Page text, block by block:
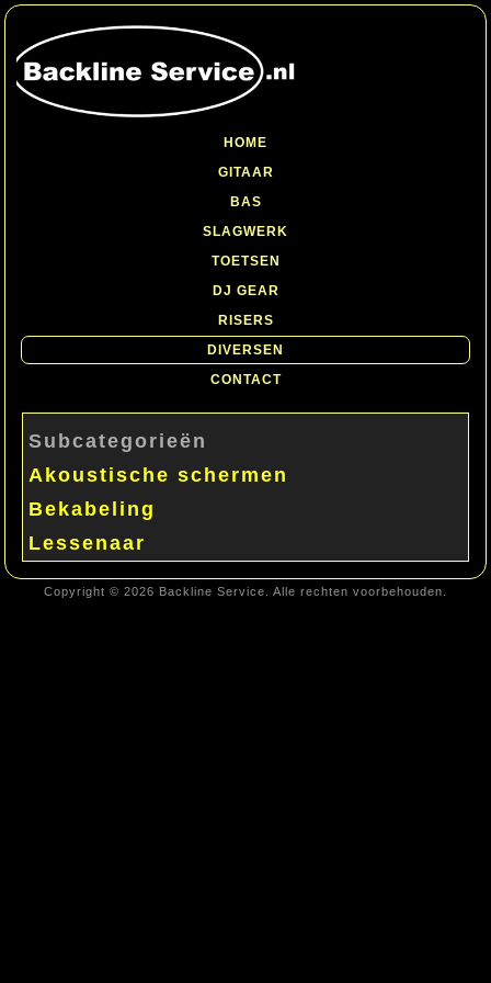
HOME
GITAAR
BAS
SLAGWERK
TOETSEN
DJ GEAR
RISERS
DIVERSEN
CONTACT
Subcategorieën
Akoustische schermen
Bekabeling
Lessenaar
Copyright © 2026 Backline Service. Alle rechten voorbehouden.